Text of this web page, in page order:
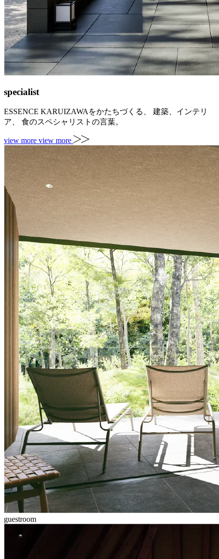
specialist
ESSENCE KARUIZAWAをかたちづくる、 建築、インテリ
ア、
食のスペシャリストの言葉。
view more view more
guestroom